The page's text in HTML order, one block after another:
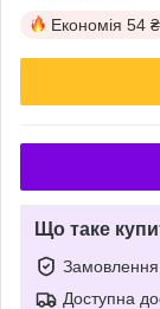
Економія 54 ₴
Що таке
Замовлення
Доступна